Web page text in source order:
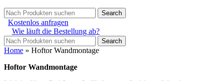
Search
Kostenlos anfragen
Wie läuft die Bestellung ab?
Search
Home » Hoftor Wandmontage
Hoftor Wandmontage